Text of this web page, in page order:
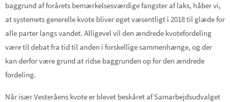
baggrund af forårets bemærkelsesværdige fangster af laks, håber vi,
at systemets generelle kvote bliver øget væsentligt i 2018 til glæde for
alle parter langs vandet. Alligevel vil den ændrede kvotefordeling
være til debat fra tid til anden i forskellige sammenhænge, og der
kan derfor være grund at ridse baggrunden op for den ændrede
fordeling.
Når især Vesteråens kvote er blevet beskåret af Samarbejdsudvalget